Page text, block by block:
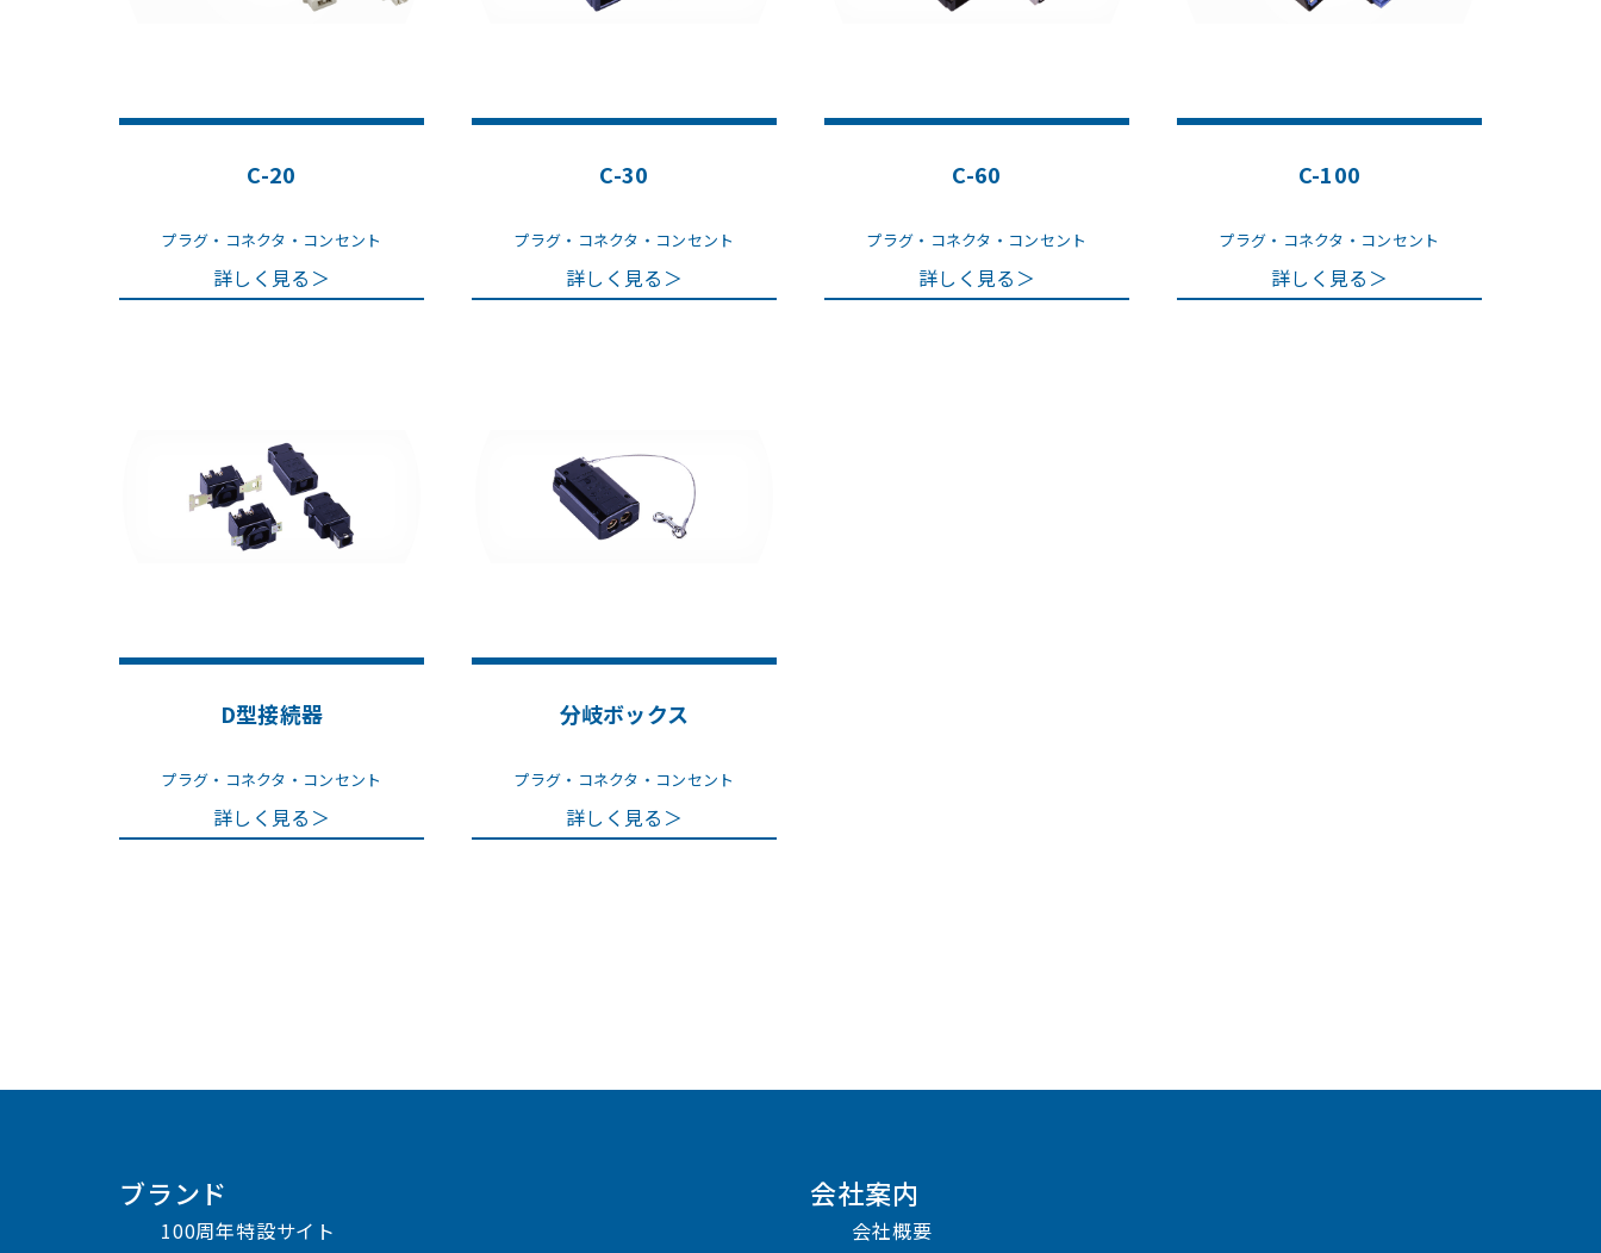
C-20
プラグ・コネクタ・コンセント
詳しく見る＞
C-30
プラグ・コネクタ・コンセント
詳しく見る＞
C-60
プラグ・コネクタ・コンセント
詳しく見る＞
C-100
プラグ・コネクタ・コンセント
詳しく見る＞
D型接続器
プラグ・コネクタ・コンセント
詳しく見る＞
分岐ボックス
プラグ・コネクタ・コンセント
詳しく見る＞
ブランド
100周年特設サイト
会社案内
会社概要